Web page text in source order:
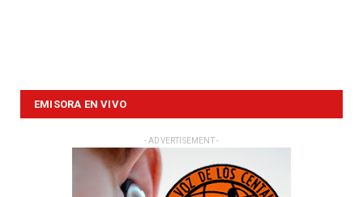
EMISORA EN VIVO
- ADVERTISEMENT -